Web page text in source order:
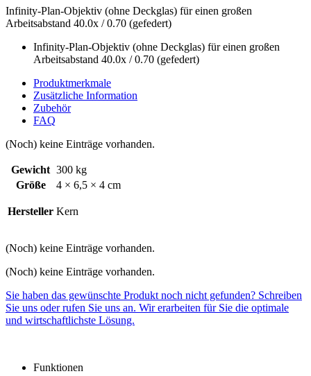
Infinity-Plan-Objektiv (ohne Deckglas) für einen großen
Arbeitsabstand 40.0x / 0.70 (gefedert)
Infinity-Plan-Objektiv (ohne Deckglas) für einen großen
Arbeitsabstand 40.0x / 0.70 (gefedert)
Produktmerkmale
Zusätzliche Information
Zubehör
FAQ
(Noch) keine Einträge vorhanden.
Gewicht 300 kg
Größe
4 × 6,5 × 4 cm
Hersteller Kern
(Noch) keine Einträge vorhanden.
(Noch) keine Einträge vorhanden.
Sie haben das gewünschte Produkt noch nicht gefunden? Schreiben
Sie uns oder rufen Sie uns an. Wir erarbeiten für Sie die optimale
und wirtschaftlichste Lösung.
Funktionen